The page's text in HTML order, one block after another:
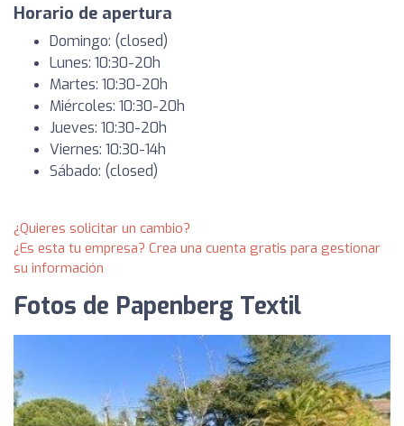
Horario de apertura
Domingo: (closed)
Lunes: 10:30-20h
Martes: 10:30-20h
Miércoles: 10:30-20h
Jueves: 10:30-20h
Viernes: 10:30-14h
Sábado: (closed)
¿Quieres solicitar un cambio?
¿Es esta tu empresa? Crea una cuenta gratis para gestionar
su información
Fotos de Papenberg Textil